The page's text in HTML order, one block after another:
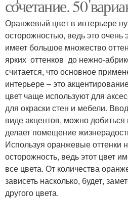
сочетание. 50
Оранжевый цвет в интерьере
осторожностью, ведь это очень
имеет большое множество
ярких оттенков до нежно-
считается, что основное
интерьере – это
цвет чаще используют для
для окраски стен и мебели.
виде акцентов, можно добиться
делает помещение
Используя оранжевые оттенки
осторожность, ведь этот цвет
все цвета. От количества
зависеть насколько, будет,
другого цвета.